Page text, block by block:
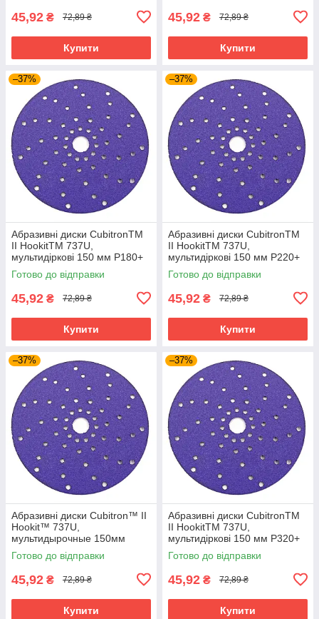
45,92 ₴ 72,89 ₴
Купити
45,92 ₴ 72,89 ₴
Купити
–37%
Абразивні диски CubitronTM
II HookitTM 737U,
мультидіркові 150 мм P180+
Готово до відправки
45,92 ₴ 72,89 ₴
Купити
–37%
Абразивні диски CubitronTM
II HookitTM 737U,
мультидіркові 150 мм P220+
Готово до відправки
45,92 ₴ 72,89 ₴
Купити
–37%
Абразивні диски Cubitron™ II
Hookit™ 737U,
мультидырочные 150мм
P80+
Готово до відправки
45,92 ₴ 72,89 ₴
Купити
–37%
Абразивні диски CubitronTM
II HookitTM 737U,
мультидіркові 150 мм P320+
Готово до відправки
45,92 ₴ 72,89 ₴
Купити